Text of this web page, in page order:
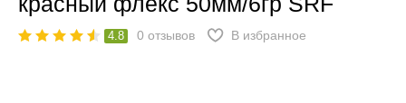
4.8 0 отзывов В избранное